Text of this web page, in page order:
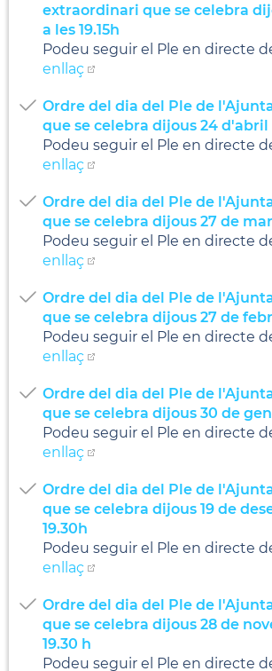
extraordinari que se celebra
a les 19.15h
Podeu seguir el Ple en directe
enllaç
Ordre del dia del Ple de
que se celebra dijous 24 d'abril
Podeu seguir el Ple en directe
enllaç
Ordre del dia del Ple de
que se celebra dijous 27 de
Podeu seguir el Ple en directe
enllaç
Ordre del dia del Ple de
que se celebra dijous 27 de
Podeu seguir el Ple en directe
enllaç
Ordre del dia del Ple de
que se celebra dijous 30 de
Podeu seguir el Ple en directe
enllaç
Ordre del dia del Ple de
que se celebra dijous 19 de
19.30h
Podeu seguir el Ple en directe
enllaç
Ordre del dia del Ple de
que se celebra dijous 28 de
19.30 h
Podeu seguir el Ple en directe